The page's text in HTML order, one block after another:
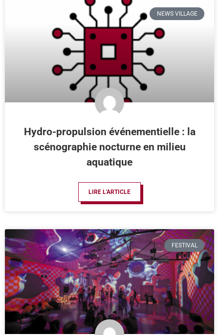
NEWS VILLAGE
Hydro-propulsion événementielle : la
scénographie nocturne en milieu
aquatique
LIRE L'ARTICLE
FESTIVAL